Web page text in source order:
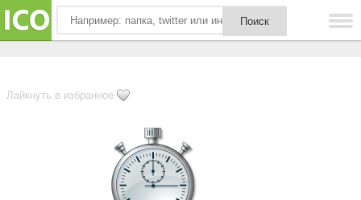
Лайкнуть в избранное